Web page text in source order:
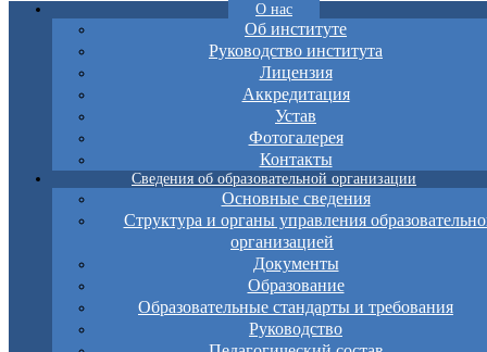
О нас
Об институте
Руководство института
Лицензия
Аккредитация
Устав
Фотогалерея
Контакты
Сведения об образовательной организации
Основные сведения
Структура и органы управления
организацией
Документы
Образование
Образовательные стандарты и требования
Руководство